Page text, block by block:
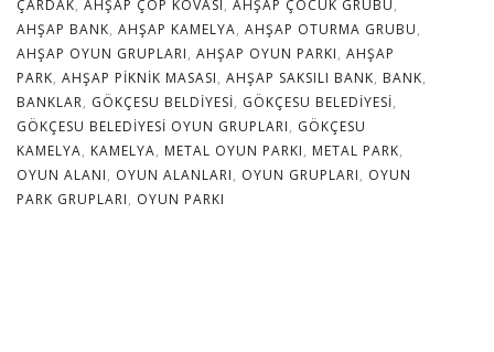
ÇARDAK, AHŞAP ÇÖP KOVASI , AHŞAP ÇOCUK GRUBU,
AHŞAP BANK, AHŞAP KAMELYA, AHŞAP OTURMA GRUBU,
AHŞAP OYUN GRUPLARI, AHŞAP OYUN PARKI, AHŞAP
PARK, AHŞAP PIKNIK MASASI, AHŞAP SAKSILI BANK, BANK,
BANKLAR, GÖKÇESU BELDIYESI, GÖKÇESU BELEDIYESI,
GÖKÇESU BELEDIYESI OYUN GRUPLARI, GÖKÇESU
KAMELYA, KAMELYA, METAL OYUN PARKI, METAL PARK,
OYUN ALANI, OYUN ALANLARI, OYUN GRUPLARI, OYUN
PARK GRUPLARI, OYUN PARKI